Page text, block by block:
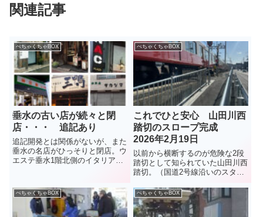
関連記事
ぺちゃくちゃBOX
垂水の古い店が続々と閉
店・・・ 追記あり
追記開発とは関係がないが、また
垂水の名店がひっそりと閉店。ウ
エステ垂水1階北側のイタリアン
弘さんは、知る人ぞ知る料理人。
昨年12月27日に閉店したとのこ
と。（2026年3月） ...
ぺちゃくちゃBOX
これでひと安心 山田川西
踏切のスロープ完成
2026年2月19日
以前から横断するのが危険な2段
踏切として知られていた山田川西
踏切。（国道2号線沿いのスター
もちゃ箱でも危険な踏切として
10年ほど前に紹介していた。残
念なことにここで、2025年1月9
ぺちゃくちゃBOX ぺちゃくちゃBOX